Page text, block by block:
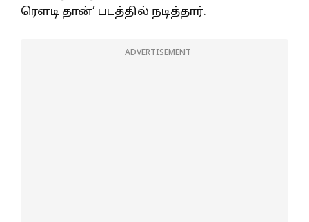
ரெளடி தான்’ படத்தில் நடித்தார்.
ADVERTISEMENT